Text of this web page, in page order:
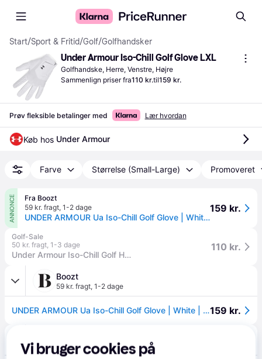
Start/Sport & Fritid/Golf/Golfhandsker
Under Armour Iso-Chill Golf Glove LXL
Golfhandske, Herre, Venstre, Højre
Sammenlign priser fra110 kr.til159 kr.
Prøv fleksible betalinger med Lær hvordan
Køb hos Under Armour
Farve Størrelse (Small-Large) Promoveret
ANNONCE
Fra Boozt
59 kr. fragt, 1-2 dage
UNDER ARMOUR Ua Iso-Chill Golf Glove | White | LEFT/S
159 kr.
Golf-Sale
50 kr. fragt, 1-3 dage
Under Armour Iso-Chill Golf Handske MLH XXL WHITE/BLACK.
110 kr.
Boozt
59 kr. fragt, 1-2 dage
UNDER ARMOUR Ua Iso-Chill Golf Glove | White | RIGHT/M159 kr.
37 kr. fragt
Vi bruger cookies på